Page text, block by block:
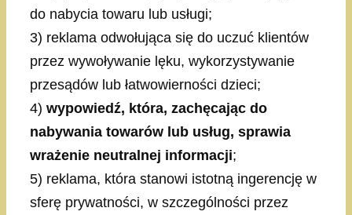
do nabycia towaru lub usługi;
3) reklama odwołująca się do uczuć klientów
przez wywoływanie lęku, wykorzystywanie
przesądów lub łatwowierności dzieci;
4) wypowiedź, która, zachęcając do
nabywania towarów lub usług, sprawia
wrażenie neutralnej informacji;
5) reklama, która stanowi istotną ingerencję w
sferę prywatności, w szczególności przez